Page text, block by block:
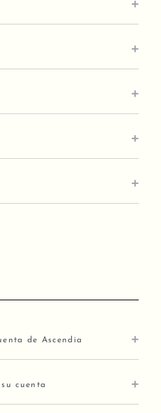
de Ascendia
cuenta